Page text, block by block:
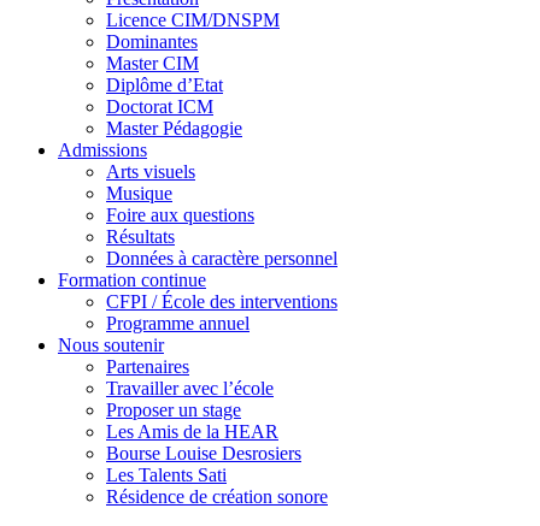
Licence CIM/DNSPM
Dominantes
Master CIM
Diplôme d’Etat
Doctorat ICM
Master Pédagogie
Admissions
Arts visuels
Musique
Foire aux questions
Résultats
Données à caractère personnel
Formation continue
CFPI / École des interventions
Programme annuel
Nous soutenir
Partenaires
Travailler avec l’école
Proposer un stage
Les Amis de la HEAR
Bourse Louise Desrosiers
Les Talents Sati
Résidence de création sonore